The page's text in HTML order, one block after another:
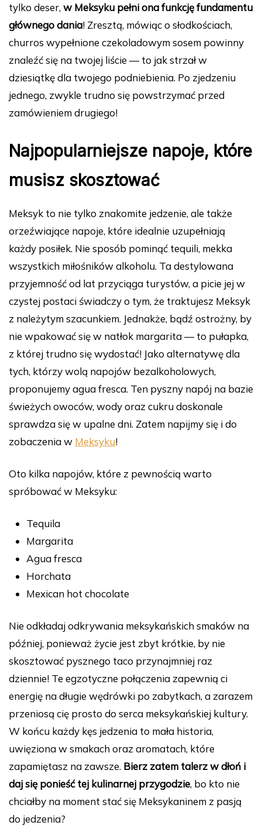
tylko deser, w Meksyku pełni ona funkcję fundamentu
głównego dania! Zresztą, mówiąc o słodkościach,
churros wypełnione czekoladowym sosem powinny
znaleźć się na twojej liście — to jak strzał w
dziesiątkę dla twojego podniebienia. Po zjedzeniu
jednego, zwykle trudno się powstrzymać przed
zamówieniem drugiego!
Najpopularniejsze napoje, które
musisz skosztować
Meksyk to nie tylko znakomite jedzenie, ale także
orzeźwiające napoje, które idealnie uzupełniają
każdy posiłek. Nie sposób pominąć tequili, mekka
wszystkich miłośników alkoholu. Ta destylowana
przyjemność od lat przyciąga turystów, a picie jej w
czystej postaci świadczy o tym, że traktujesz Meksyk
z należytym szacunkiem. Jednakże, bądź ostrożny, by
nie wpakować się w natłok margarita — to pułapka,
z której trudno się wydostać! Jako alternatywę dla
tych, którzy wolą napojów bezalkoholowych,
proponujemy agua fresca. Ten pyszny napój na bazie
świeżych owoców, wody oraz cukru doskonale
sprawdza się w upalne dni. Zatem napijmy się i do
zobaczenia w Meksyku!
Oto kilka napojów, które z pewnością warto
spróbować w Meksyku:
Tequila
Margarita
Agua fresca
Horchata
Mexican hot chocolate
Nie odkładaj odkrywania meksykańskich smaków na
później, ponieważ życie jest zbyt krótkie, by nie
skosztować pysznego taco przynajmniej raz
dziennie! Te egzotyczne połączenia zapewnią ci
energię na długie wędrówki po zabytkach, a zarazem
przeniosą cię prosto do serca meksykańskiej kultury.
W końcu każdy kęs jedzenia to mała historia,
uwięziona w smakach oraz aromatach, które
zapamiętasz na zawsze. Bierz zatem talerz w dłoń i
daj się ponieść tej kulinarnej przygodzie, bo kto nie
chciałby na moment stać się Meksykaninem z pasją
do jedzenia?